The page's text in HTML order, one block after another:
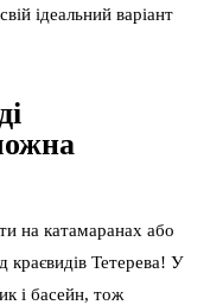
ідеальний варіант
на катамаранах або
краєвидів Тетерева! У
і басейн, тож